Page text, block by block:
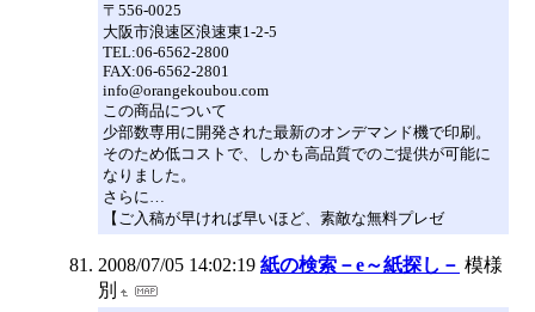
〒556-0025
大阪市浪速区浪速東1-2-5
TEL:06-6562-2800
FAX:06-6562-2801
info@orangekoubou.com
この商品について
少部数専用に開発された最新のオンデマンド機で印刷。
そのため低コストで、しかも高品質でのご提供が可能に
なりました。
さらに…
【ご入稿が早ければ早いほど、素敵な無料プレゼ
2008/07/05 14:02:19 紙の検索－e～紙探し－ 模様
別